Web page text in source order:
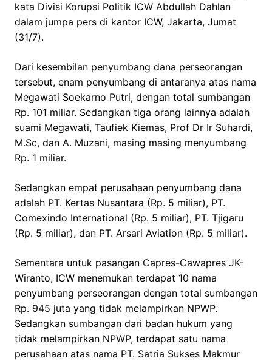
kata Divisi Korupsi Politik ICW Abdullah Dahlan
dalam jumpa pers di kantor ICW, Jakarta, Jumat
(31/7).
Dari kesembilan penyumbang dana perseorangan
tersebut, enam penyumbang di antaranya atas nama
Megawati Soekarno Putri, dengan total sumbangan
Rp. 101 miliar. Sedangkan tiga orang lainnya adalah
suami Megawati, Taufiek Kiemas, Prof Dr Ir Suhardi,
M.Sc, dan A. Muzani, masing masing menyumbang
Rp. 1 miliar.
Sedangkan empat perusahaan penyumbang dana
adalah PT. Kertas Nusantara (Rp. 5 miliar), PT.
Comexindo International (Rp. 5 miliar), PT. Tjigaru
(Rp. 5 miliar), dan PT. Arsari Aviation (Rp. 5 miliar).
Sementara untuk pasangan Capres-Cawapres JK-
Wiranto, ICW menemukan terdapat 10 nama
penyumbang perseorangan dengan total sumbangan
Rp. 945 juta yang tidak melampirkan NPWP.
Sedangkan sumbangan dari badan hukum yang
tidak melampirkan NPWP, terdapat satu nama
perusahaan atas nama PT. Satria Sukses Makmur